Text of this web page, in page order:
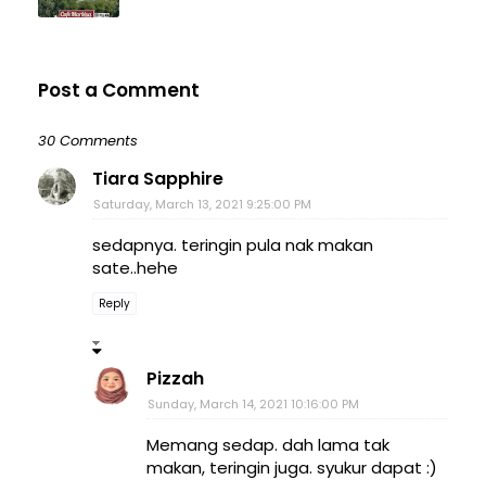
Post a Comment
30 Comments
Tiara Sapphire
Saturday, March 13, 2021 9:25:00 PM
sedapnya. teringin pula nak makan
sate..hehe
Reply
Pizzah
Sunday, March 14, 2021 10:16:00 PM
Memang sedap. dah lama tak
makan, teringin juga. syukur dapat :)